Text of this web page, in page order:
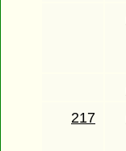
217